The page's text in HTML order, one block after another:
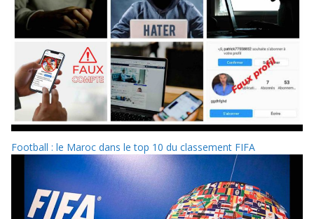
Football : le Maroc dans le top 10 du classement FIFA